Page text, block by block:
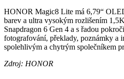
HONOR Magic8 Lite má 6,79“
barev a ultra vysokým rozlišením
Snapdragon 6 Gen 4 a s řadou
fotografování, překlady, poznámky a
spolehlivým a chytrým společníkem
Zdroj: HONOR